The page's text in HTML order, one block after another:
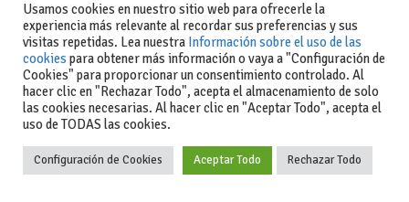
Ago 03, 2026 93 0 0
La Junta implementa mejoras en la
A381 por Los Barrios
Usamos cookies en nuestro sitio web para ofrecerle la
experiencia más relevante al recordar sus preferencias y sus
visitas repetidas. Lea nuestra Información sobre el uso de las
cookies para obtener más información o vaya a "Configuración de
Cookies" para proporcionar un consentimiento controlado. Al
hacer clic en "Rechazar Todo", acepta el almacenamiento de solo
las cookies necesarias. Al hacer clic en "Aceptar Todo", acepta el
uso de TODAS las cookies.
Configuración de Cookies Aceptar Todo Rechazar Todo